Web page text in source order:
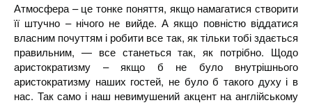
Атмосфера – це тонке поняття, якщо намагатися створити
її штучно – нічого не вийде. А якщо повністю віддатися
власним почуттям і робити все так, як тільки тобі здається
правильним, — все станеться так, як потрібно. Щодо
аристократизму – якщо б не було внутрішнього
аристократизму наших гостей, не було б такого духу і в
нас. Так само і наш невимушений акцент на англійському